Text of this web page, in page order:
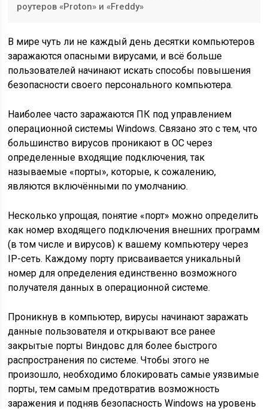
роутеров «Proton» и «Freddy»
В мире чуть ли не каждый день десятки компьютеров
заражаются опасными вирусами, и всё больше
пользователей начинают искать способы повышения
безопасности своего персонального компьютера.
Наиболее часто заражаются ПК под управлением
операционной системы Windows. Связано это с тем, что
большинство вирусов проникают в ОС через
определенные входящие подключения, так
называемые «порты», которые, к сожалению,
являются включёнными по умолчанию.
Несколько упрощая, понятие «порт» можно определить
как номер входящего подключения внешних программ
(в том числе и вирусов) к вашему компьютеру через
IP-сеть. Каждому порту присваивается уникальный
номер для определения единственно возможного
получателя данных в операционной системе.
Проникнув в компьютер, вирусы начинают заражать
данные пользователя и открывают все ранее
закрытые порты Виндовс для более быстрого
распространения по системе. Чтобы этого не
произошло, необходимо блокировать самые уязвимые
порты, тем самым предотвратив возможность
заражения и подняв безопасность Windows на уровень